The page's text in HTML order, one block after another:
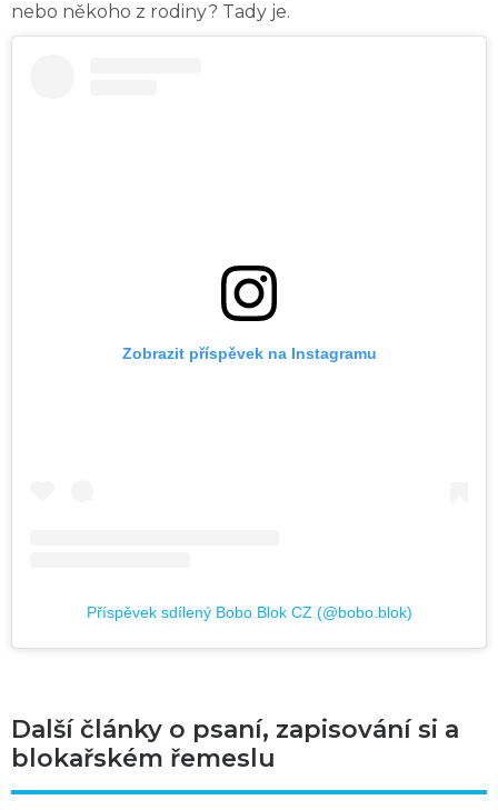
nebo někoho z rodiny? Tady je.
Zobrazit příspěvek na Instagramu
Příspěvek sdílený Bobo Blok CZ (@bobo.blok)
Další články o psaní, zapisování si a
blokařském řemeslu